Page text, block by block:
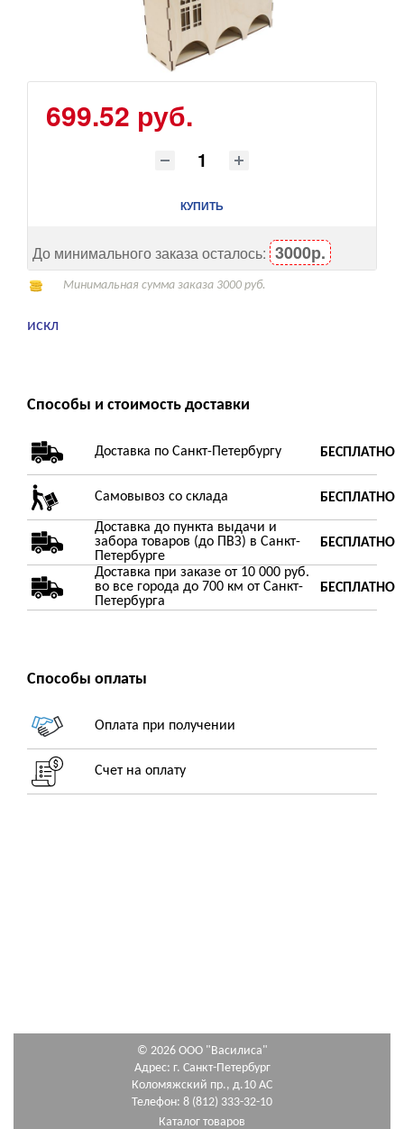
699.52 руб.
КУПИТЬ
До минимального заказа осталось: 3000р.
Минимальная сумма заказа 3000 руб.
искл
Способы и стоимость доставки
Доставка по Санкт-Петербургу БЕСПЛАТНО
Самовывоз со склада БЕСПЛАТНО
Доставка до пункта выдачи и
забора товаров (до ПВЗ) в Санкт-
Петербурге
БЕСПЛАТНО
Доставка при заказе от 10 000 руб.
во все города до 700 км от Санкт-
Петербурга
БЕСПЛАТНО
Способы оплаты
Оплата при получении
Счет на оплату
© 2026 ООО "Василиса"
Адрес: г. Санкт-Петербург
Коломяжский пр., д.10 АС
Телефон: 8 (812) 333-32-10
Каталог товаров